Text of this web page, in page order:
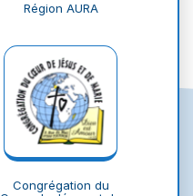
Région AURA
Congrégation du